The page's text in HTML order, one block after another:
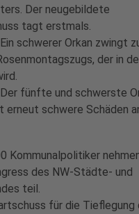
Der neugebildete
tagt erstmals.
Ein schwerer Orkan zwingt
der in
Der fünfte und schwerste
erneut schwere Schäden
Kommunalpolitiker
des NW-Städte- und
teil.
für die Tieflegung